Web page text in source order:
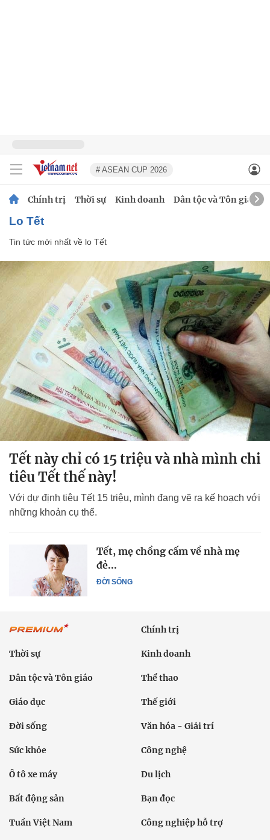
# ASEAN CUP 2026
Chính trị Thời sự Kinh doanh Dân tộc và Tôn giáo
lo Tết
Tin tức mới nhất về lo Tết
Tết này chỉ có 15 triệu và nhà mình chi
tiêu Tết thế này!
Với dự định tiêu Tết 15 triệu, mình đang vẽ ra kế hoạch với
những khoản cụ thể.
ĐỜI SỐNG
Tết, mẹ chồng cấm về nhà mẹ
đẻ...
Chính trị
Thời sự Kinh doanh
Dân tộc và Tôn giáo Thể thao
Giáo dục Thế giới
Đời sống Văn hóa - Giải trí
Sức khỏe Công nghệ
Ô tô xe máy Du lịch
Bất động sản Bạn đọc
Tuần Việt Nam Công nghiệp hỗ trợ